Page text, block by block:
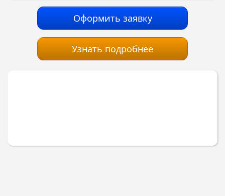
Оформить заявку
Узнать подробнее